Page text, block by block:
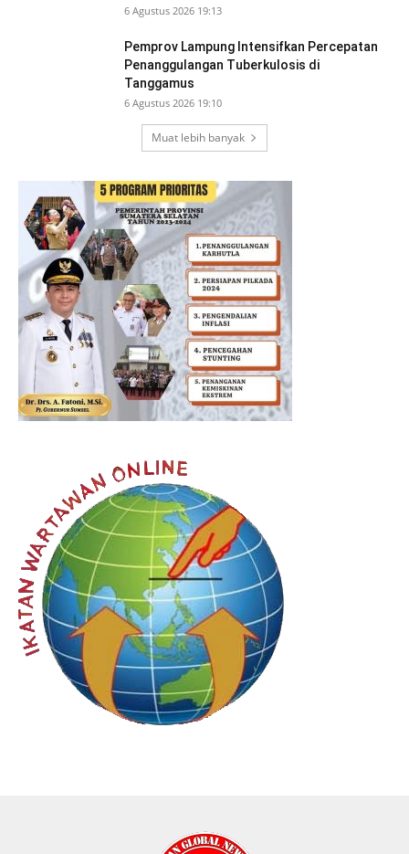
6 Agustus 2026 19:13
Pemprov Lampung Intensifkan Percepatan
Penanggulangan Tuberkulosis di
Tanggamus
6 Agustus 2026 19:10
Muat lebih banyak